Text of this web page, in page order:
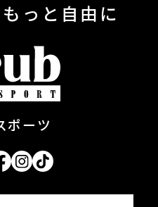
っと自由に
ポーツ